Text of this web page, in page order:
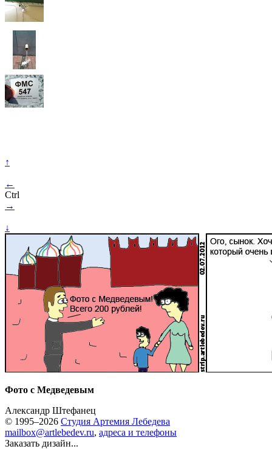
↑
←
Ctrl
→
↓
Фото с Медведевым
Александр Штефанец
© 1995–2026 Студия Артемия Лебедева
mailbox@artlebedev.ru, адреса и телефоны
Заказать дизайн...